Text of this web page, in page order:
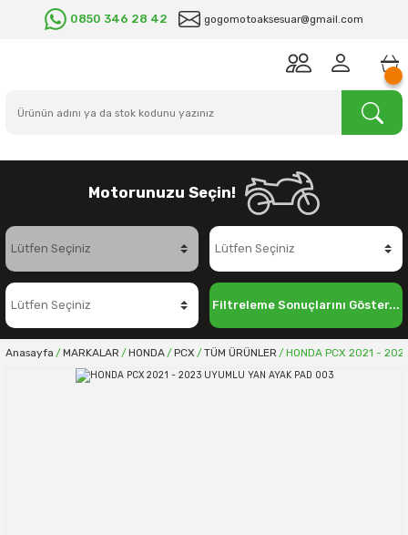
0850 346 28 42 gogomotoaksesuar@gmail.com
Motorunuzu Seçin!
Filtreleme Sonuçlarını Göster...
Anasayfa MARKALAR HONDA PCX TÜM ÜRÜNLER HONDA PCX 2021 -